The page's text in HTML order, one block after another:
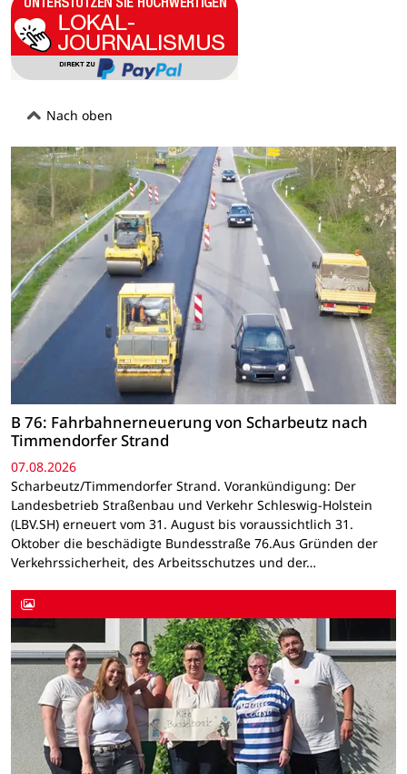
Nach oben
B 76: Fahrbahnerneuerung von Scharbeutz nach
Timmendorfer Strand
07.08.2026
Scharbeutz/Timmendorfer Strand. Vorankündigung: Der
Landesbetrieb Straßenbau und Verkehr Schleswig-Holstein
(LBV.SH) erneuert vom 31. August bis voraussichtlich 31.
Oktober die beschädigte Bundesstraße 76.Aus Gründen der
Verkehrssicherheit, des Arbeitsschutzes und der…